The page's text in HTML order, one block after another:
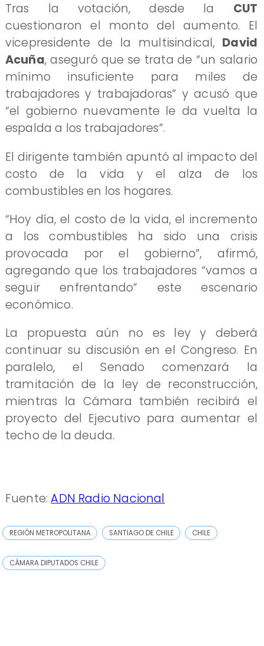
Tras la votación, desde la CUT
cuestionaron el monto del aumento. El
vicepresidente de la multisindical, David
Acuña, aseguró que se trata de “un salario
mínimo insuficiente para miles de
trabajadores y trabajadoras” y acusó que
“el gobierno nuevamente le da vuelta la
espalda a los trabajadores”.
El dirigente también apuntó al impacto del
costo de la vida y el alza de los
combustibles en los hogares.
“Hoy día, el costo de la vida, el incremento
a los combustibles ha sido una crisis
provocada por el gobierno”, afirmó,
agregando que los trabajadores “vamos a
seguir enfrentando” este escenario
económico.
La propuesta aún no es ley y deberá
continuar su discusión en el Congreso. En
paralelo, el Senado comenzará la
tramitación de la ley de reconstrucción,
mientras la Cámara también recibirá el
proyecto del Ejecutivo para aumentar el
techo de la deuda.
Fuente:ADN Radio Nacional
REGIÓN METROPOLITANA SANTIAGO DE CHILE CHILE
CÁMARA DIPUTADOS CHILE